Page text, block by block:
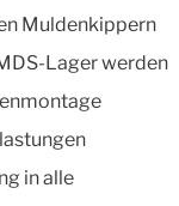
Muldenkippern
Lager werden
in alle